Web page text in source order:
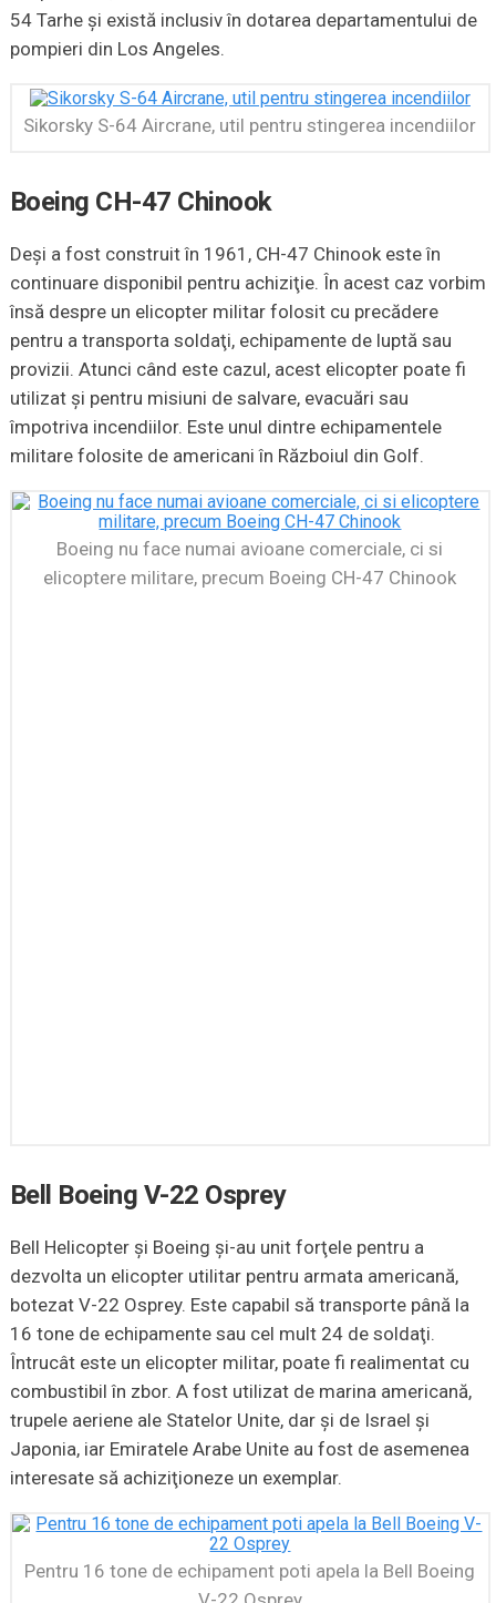
54 Tarhe şi există inclusiv în dotarea departamentului de
pompieri din Los Angeles.
Sikorsky S-64 Aircrane, util pentru stingerea incendiilor
Boeing CH-47 Chinook
Deşi a fost construit în 1961, CH-47 Chinook este în
continuare disponibil pentru achiziţie. În acest caz vorbim
însă despre un elicopter militar folosit cu precădere
pentru a transporta soldaţi, echipamente de luptă sau
provizii. Atunci când este cazul, acest elicopter poate fi
utilizat şi pentru misiuni de salvare, evacuări sau
împotriva incendiilor. Este unul dintre echipamentele
militare folosite de americani în Războiul din Golf.
Boeing nu face numai avioane comerciale, ci si
elicoptere militare, precum Boeing CH-47 Chinook
Bell Boeing V-22 Osprey
Bell Helicopter şi Boeing şi-au unit forţele pentru a
dezvolta un elicopter utilitar pentru armata americană,
botezat V-22 Osprey. Este capabil să transporte până la
16 tone de echipamente sau cel mult 24 de soldaţi.
Întrucât este un elicopter militar, poate fi realimentat cu
combustibil în zbor. A fost utilizat de marina americană,
trupele aeriene ale Statelor Unite, dar şi de Israel şi
Japonia, iar Emiratele Arabe Unite au fost de asemenea
interesate să achiziţioneze un exemplar.
Pentru 16 tone de echipament poti apela la Bell Boeing